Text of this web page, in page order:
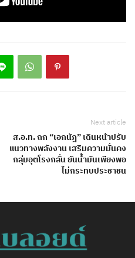
Next article
ส.อ.ท. ถก “เอกนัฎ” เดินหน้าปรับ
แนวทางพลังงาน เสริมความมั่นคง
กลุ่มอุตโรงกลั่น ยันน้ำมันเพียงพอ
ไม่กระทบประชาชน